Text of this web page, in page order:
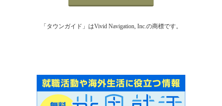
「タウンガイド」はVivid Navigation, Inc.の商標です。